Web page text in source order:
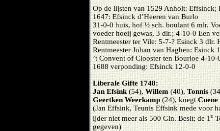
Op de lijsten van 1529 Anholt: Effsinck;
1647: Efsinck d’Heeren van Burlo
31-0-0 huis, hof ½ sch. boulant 6 mlr.
voeder hoeij gewas, 3 dlr.; 4-10-0 Een
Rentmeester ter Vile: 5-7-? Esinck 3
Rentmeester Johan van Haghen: Esinck
’t Convent of Clooster ten Bourloe 4-
1688 verponding: Efsinck 12-0-0
Liberale Gifte 1748:
Jan Efsink(54),Willem(40),Tonnis
Geertken Weerkamp(24), knegt
(Jan Effsink, Teunis Effsink mede voor
ijder niet meer als 500 Gln. Besit; de 1e
gegeven)